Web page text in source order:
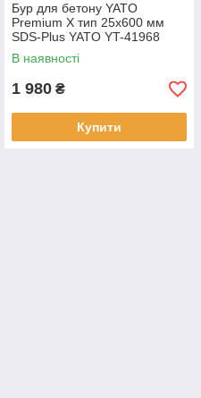
Бур для бетону YATO
Premium X тип 25x600 мм
SDS-Plus YATO YT-41968
В наявності
1 980 ₴
Купити